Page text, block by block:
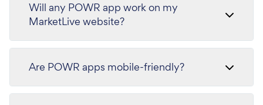
Will any POWR app work on my
MarketLive website?
Are POWR apps mobile-friendly?